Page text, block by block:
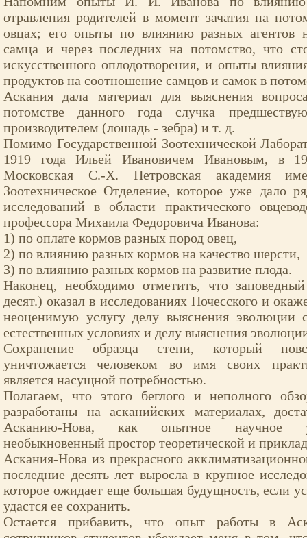
отравления родителей в момент зачатия на
овцах; его опыты по влиянию разных агентов
самца и через последних на потомство, что
искусственного оплодотворения, и опыты
продуктов на соотношение самцов и самок в
Аскания дала материал для выяснения
потомстве данного года случка
производителем (лошадь - зебра) и т. д.
Помимо Государственной Зоотехнической
1919 года Ильей Ивановичем Ивановым, в
Московская С.-Х. Петровская академия
Зоотехническое Отделение, которое уже дало
исследований в области практического
профессора Михаила Федоровича Иванова:
1) по оплате кормов разных пород овец,
2) по влиянию разных кормов на качество шерсти,
3) по влиянию разных кормов на развитие плода.
Наконец, необходимо отметить, что
десят.) оказал в исследованиях Почесского и
неоценимую услугу делу выяснения эволюции
естественных условиях и делу выяснения
Сохранение образца степи, который
уничтожается человеком во имя своих
является насущной потребностью.
Полагаем, что этого беглого и неполного
разработаны на асканийских материалах,
Асканию-Нова, как опытное научное
необыкновенный простор теоретической и
Аскания-Нова из прекрасного
последние десять лет выросла в крупное
которое ожидает еще большая будущность, если
удастся ее сохранить.
Остается прибавить, что опыт работы в